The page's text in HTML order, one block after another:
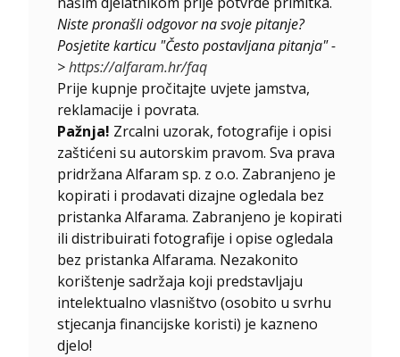
Niste pronašli odgovor na svoje pitanje?
Posjetite karticu "Često postavljana pitanja" -
>https://alfaram.hr/faq
Prije kupnje pročitajte uvjete jamstva,
reklamacije i povrata.
Pažnja! Zrcalni uzorak, fotografije i opisi
zaštićeni su autorskim pravom. Sva prava
pridržana Alfaram sp. z o.o. Zabranjeno je
kopirati i prodavati dizajne ogledala bez
pristanka Alfarama. Zabranjeno je kopirati
ili distribuirati fotografije i opise ogledala
bez pristanka Alfarama. Nezakonito
korištenje sadržaja koji predstavljaju
intelektualno vlasništvo (osobito u svrhu
stjecanja financijske koristi) je kazneno
djelo!